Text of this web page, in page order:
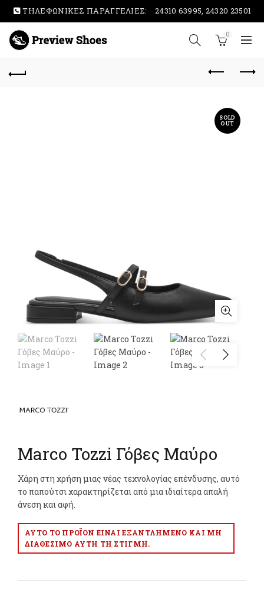
ΤΗΛΕΦΩΝΙΚΕΣ ΠΑΡΑΓΓΕΛΙΕΣ: 24310 63995, 24320 23501
0
SOLD
OUT
Marco Tozzi Γόβες Μαύρο
Χάρη στη χρήση μιας νέας τεχνολογίας επένδυσης, αυτό
το παπούτσι χαρακτηρίζεται από μια ιδιαίτερα απαλή
άνεση και αφή.
ΑΥΤΌ ΤΟ ΠΡΟΪΌΝ ΕΊΝΑΙ ΕΞΑΝΤΛΗΜΈΝΟ ΚΑΙ ΜΗ
ΔΙΑΘΈΣΙΜΟ ΑΥΤΉ ΤΗ ΣΤΙΓΜΉ.